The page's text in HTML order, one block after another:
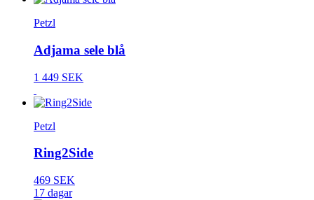
Petzl
Adjama sele blå
1 449 SEK
Petzl
Ring2Side
469 SEK
17 dagar